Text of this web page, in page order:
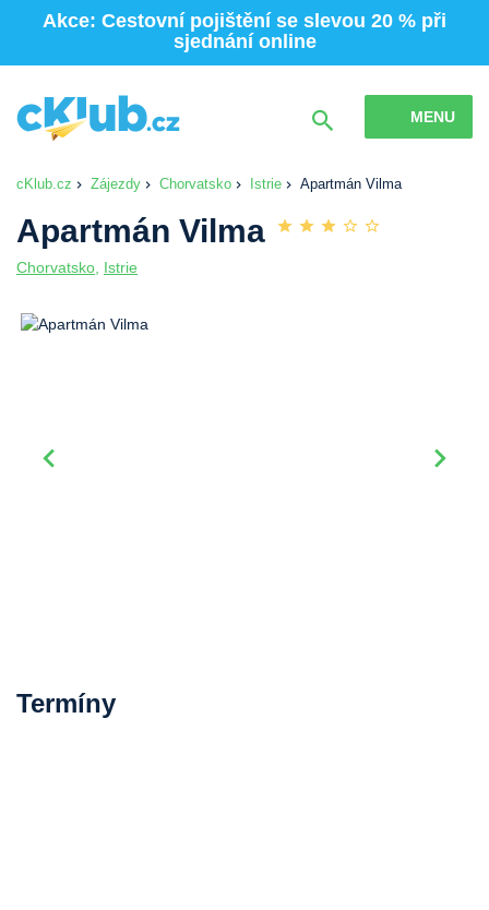
Akce: Cestovní pojištění se slevou 20 % při
sjednání online
MENU
cKlub.cz Zájezdy Chorvatsko Istrie Apartmán Vilma
Apartmán Vilma
Chorvatsko Istrie
Termíny